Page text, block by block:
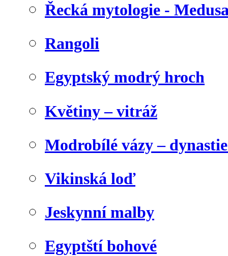
Řecká mytologie -
Rangoli
Egyptský modrý hroch
Květiny – vitráž
Modrobílé vázy –
Vikinská loď
Jeskynní malby
Egyptští bohové